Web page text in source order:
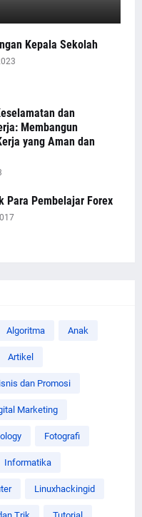
Kepala Sekolah
dan
Membangun
yang Aman dan
Para Pembelajar Forex
Algoritma Anak
Artikel
dan Promosi
Marketing
Fotografi
Informatika
Linuxhackingid